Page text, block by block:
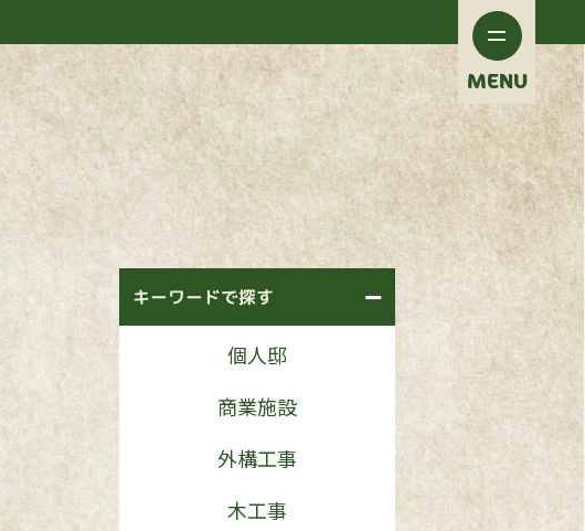
MENU
キーワードで探す
個人邸
商業施設
外構工事
木工事